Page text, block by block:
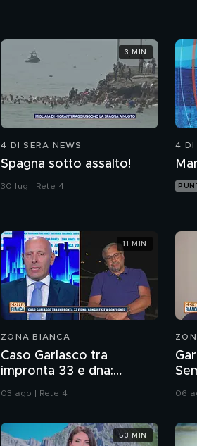
4 DI SERA NEWS
Spagna sotto assalto!
30 lug | Rete 4
3 MIN
4 DI
ZONA BIANCA
Caso Garlasco tra
impronta 33 e dna:
consulenze a confronto
03 ago | Rete 4
11 MIN
06
53 MIN